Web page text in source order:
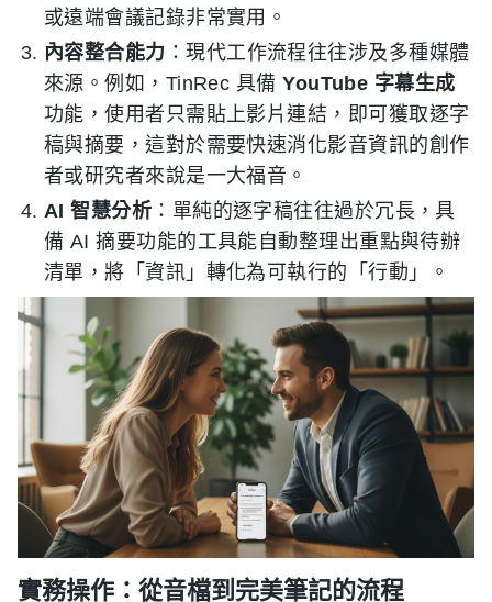
或遠端會議記錄非常實用。
內容整合能力 ：現代工作流程往往涉及多種媒體
來源。例如，TinRec 具備YouTube 字幕生成
功能，使用者只需貼上影片連結，即可獲取逐字
稿與摘要，這對於需要快速消化影音資訊的創作
者或研究者來說是一大福音。
AI 智慧分析 ：單純的逐字稿往往過於冗長，具
備 AI 摘要功能的工具能自動整理出重點與待辦
清單，將「資訊」轉化為可執行的「行動」。
實務操作：從音檔到完美筆記的流程